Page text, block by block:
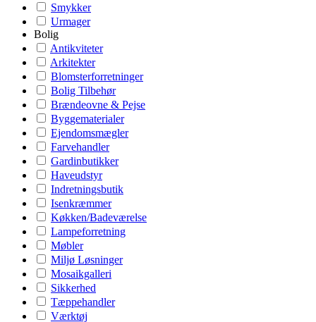
Smykker
Urmager
Bolig
Antikviteter
Arkitekter
Blomsterforretninger
Bolig Tilbehør
Brændeovne & Pejse
Byggematerialer
Ejendomsmægler
Farvehandler
Gardinbutikker
Haveudstyr
Indretningsbutik
Isenkræmmer
Køkken/Badeværelse
Lampeforretning
Møbler
Miljø Løsninger
Mosaikgalleri
Sikkerhed
Tæppehandler
Værktøj